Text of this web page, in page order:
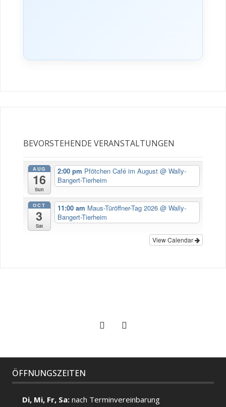
Fröhlicher Kanarienvogel sucht Gesellschaft.
BEVORSTEHENDE VERANSTALTUNGEN
AUG
16
Sun
2:00 pm Pfötchen Café im August@ Wally-
Bangert-Tierheim
OCT
3
Sat
11:00 am Maus-Türöffner-Tag 2026@ Wally-
Bangert-Tierheim
View Calendar
ÖFFNUNGSZEITEN
Di, Mi, Fr, Sa:nach Terminvereinbarung